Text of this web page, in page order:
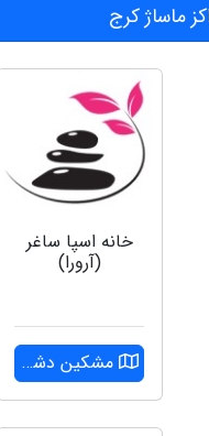
ماساژ کرج
خانه اسپا ساغر
(آرورا)
مشکین دشت